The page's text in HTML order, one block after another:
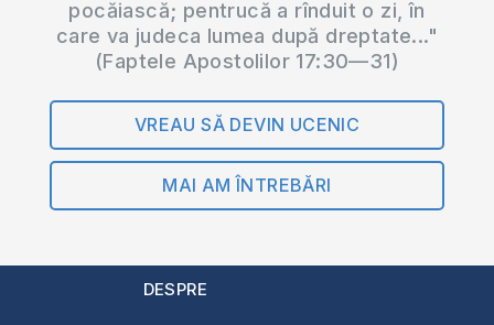
pocăiască; pentrucă a rînduit o zi, în
care va judeca lumea după dreptate..."
(Faptele Apostolilor 17:30—31)
VREAU SĂ DEVIN UCENIC
MAI AM ÎNTREBĂRI
DESPRE